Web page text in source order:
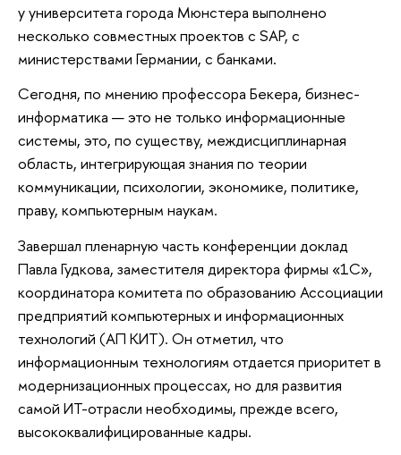
у университета города Мюнстера выполнено
несколько совместных проектов с SAP, с
министерствами Германии, с банками.
Сегодня, по мнению профессора Бекера, бизнес-
информатика — это не только информационные
системы, это, по существу, междисциплинарная
область, интегрирующая знания по теории
коммуникации, психологии, экономике, политике,
праву, компьютерным наукам.
Завершал пленарную часть конференции доклад
Павла Гудкова, заместителя директора фирмы «1С»,
координатора комитета по образованию Ассоциации
предприятий компьютерных и информационных
технологий (АП КИТ). Он отметил, что
информационным технологиям отдается приоритет в
модернизационных процессах, но для развития
самой ИТ-отрасли необходимы, прежде всего,
высококвалифицированные кадры.